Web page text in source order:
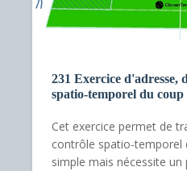
231 Exercice d'adresse,
spatio-temporel du
Cet exercice permet de
contrôle spatio-temporel
simple mais nécessite un